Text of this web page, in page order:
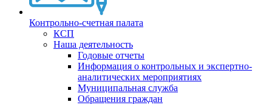
Контрольно-счетная палата
КСП
Наша деятельность
Годовые отчеты
Информация о контрольных и экспертно-
аналитических мероприятиях
Муниципальная служба
Обращения граждан